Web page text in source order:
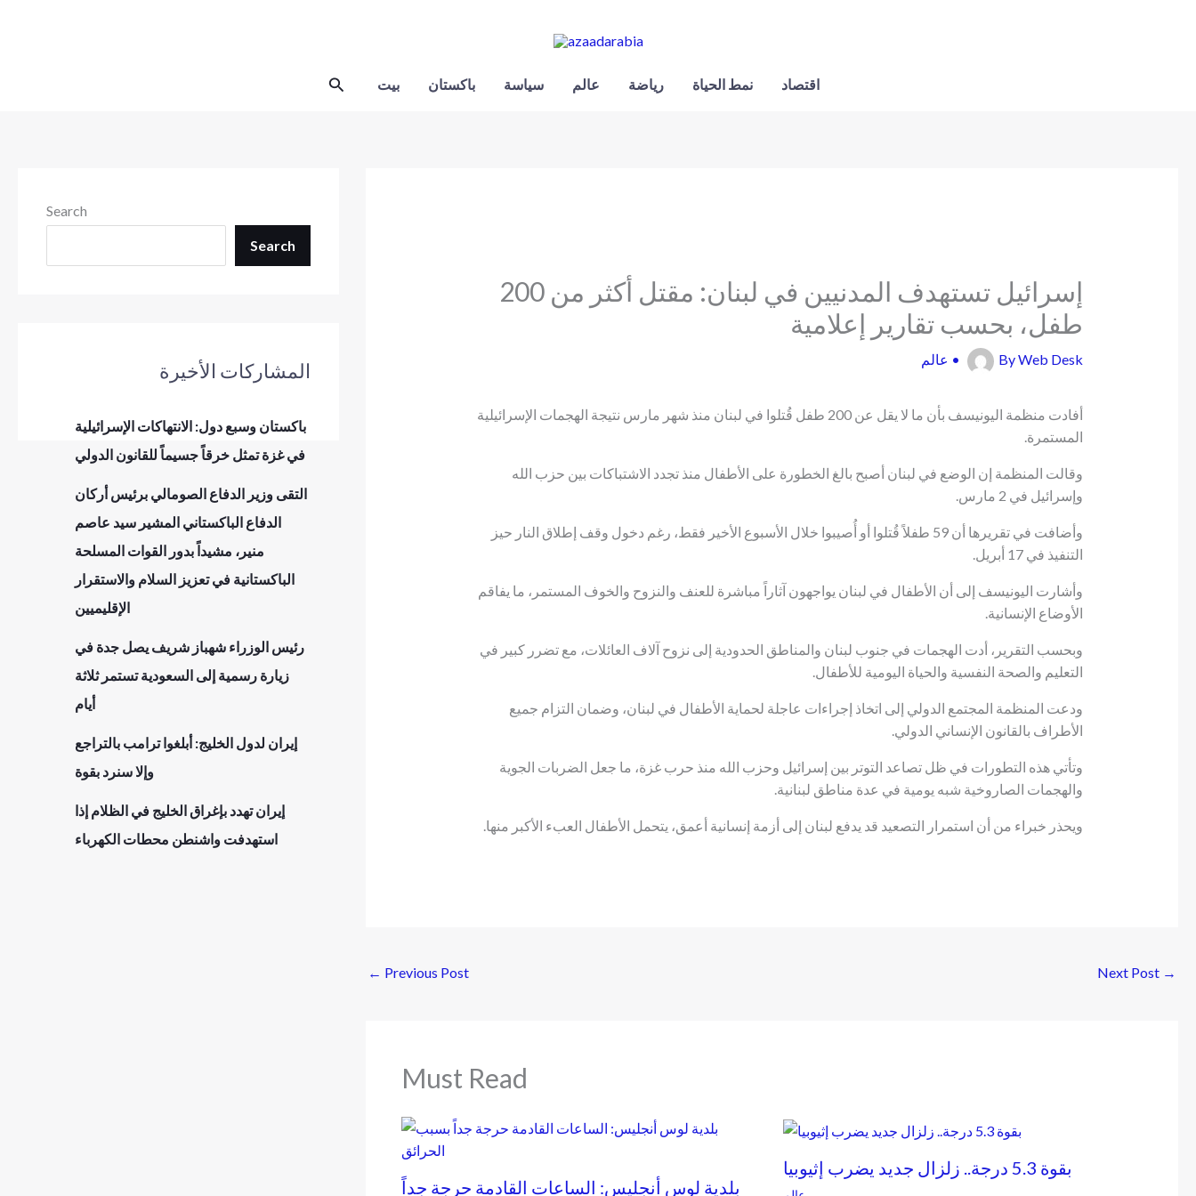
Search بيت باكستان سياسة عالم رياضة نمط الحياة اقتصاد
Search
Search
المشاركات الأخيرة
باكستان وسبع دول: الانتهاكات الإسرائيلية
في غزة تمثل خرقاً جسيماً للقانون الدولي
التقى وزير الدفاع الصومالي برئيس أركان
الدفاع الباكستاني المشير سيد عاصم
منير، مشيداً بدور القوات المسلحة
الباكستانية في تعزيز السلام والاستقرار
الإقليميين
رئيس الوزراء شهباز شريف يصل جدة في
زيارة رسمية إلى السعودية تستمر ثلاثة
أيام
إيران لدول الخليج: أبلغوا ترامب بالتراجع
وإلا سنرد بقوة
إيران تهدد بإغراق الخليج في الظلام إذا
استهدفت واشنطن محطات الكهرباء
إسرائيل تستهدف المدنيين في لبنان: مقتل أكثر من 200
طفل، بحسب تقارير إعلامية
عالم • ByWeb Desk
أفادت منظمة اليونيسف بأن ما لا يقل عن 200 طفل قُتلوا في لبنان منذ شهر مارس نتيجة الهجمات الإسرائيلية
المستمرة.
وقالت المنظمة إن الوضع في لبنان أصبح بالغ الخطورة على الأطفال منذ تجدد الاشتباكات بين حزب الله
وإسرائيل في 2 مارس.
وأضافت في تقريرها أن 59 طفلاً قُتلوا أو أُصيبوا خلال الأسبوع الأخير فقط، رغم دخول وقف إطلاق النار حيز
التنفيذ في 17 أبريل.
وأشارت اليونيسف إلى أن الأطفال في لبنان يواجهون آثاراً مباشرة للعنف والنزوح والخوف المستمر، ما يفاقم
الأوضاع الإنسانية.
وبحسب التقرير، أدت الهجمات في جنوب لبنان والمناطق الحدودية إلى نزوح آلاف العائلات، مع تضرر كبير في
التعليم والصحة النفسية والحياة اليومية للأطفال.
ودعت المنظمة المجتمع الدولي إلى اتخاذ إجراءات عاجلة لحماية الأطفال في لبنان، وضمان التزام جميع
الأطراف بالقانون الإنساني الدولي.
وتأتي هذه التطورات في ظل تصاعد التوتر بين إسرائيل وحزب الله منذ حرب غزة، ما جعل الضربات الجوية
والهجمات الصاروخية شبه يومية في عدة مناطق لبنانية.
ويحذر خبراء من أن استمرار التصعيد قد يدفع لبنان إلى أزمة إنسانية أعمق، يتحمل الأطفال العبء الأكبر منها.
← Previous Post Next Post →
Must Read
بلدية لوس أنجليس: الساعات القادمة حرجة جداً
بقوة 5.3 درجة.. زلزال جديد يضرب إثيوبيا